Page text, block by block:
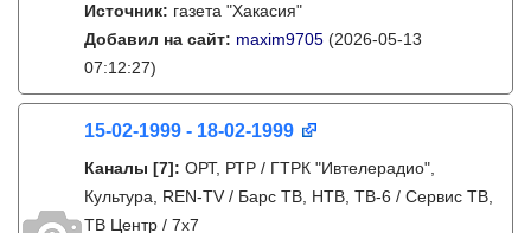
Источник: газета "Хакасия"
Добавил на сайт: maxim9705 (2026-05-13
07:12:27)
15-02-1999 - 18-02-1999
Каналы [7]: ОРТ, РТР / ГТРК "Ивтелерадио",
Культура, REN-TV / Барс ТВ, НТВ, ТВ-6 / Сервис ТВ,
ТВ Центр / 7х7